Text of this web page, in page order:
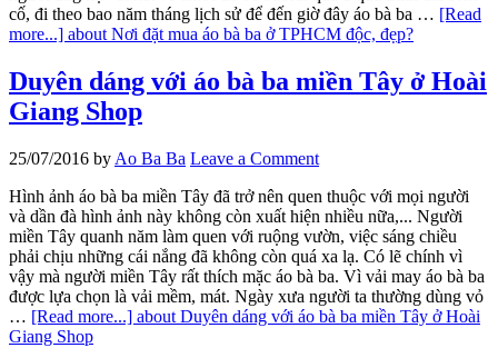
cố, đi theo bao năm tháng lịch sử để đến giờ đây áo bà ba … [Read
more...] about Nơi đặt mua áo bà ba ở TPHCM độc, đẹp?
Duyên dáng với áo bà ba miền Tây ở Hoài
Giang Shop
25/07/2016 by Ao Ba Ba Leave a Comment
Hình ảnh áo bà ba miền Tây đã trở nên quen thuộc với mọi người
và dần đà hình ảnh này không còn xuất hiện nhiều nữa,... Người
miền Tây quanh năm làm quen với ruộng vườn, việc sáng chiều
phải chịu những cái nắng đã không còn quá xa lạ. Có lẽ chính vì
vậy mà người miền Tây rất thích mặc áo bà ba. Vì vải may áo bà ba
được lựa chọn là vải mềm, mát. Ngày xưa người ta thường dùng vỏ
… [Read more...] about Duyên dáng với áo bà ba miền Tây ở Hoài
Giang Shop